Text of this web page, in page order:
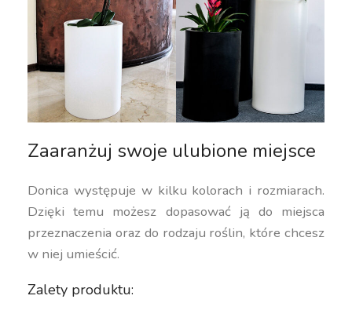
Zaaranżuj swoje ulubione miejsce
Donica występuje w kilku kolorach i rozmiarach.
Dzięki temu możesz dopasować ją do miejsca
przeznaczenia oraz do rodzaju roślin, które chcesz
w niej umieścić.
Zalety produktu: